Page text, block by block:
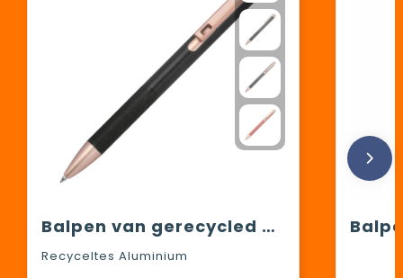
Balpen van gerecycled aluminium
Recyceltes Aluminium